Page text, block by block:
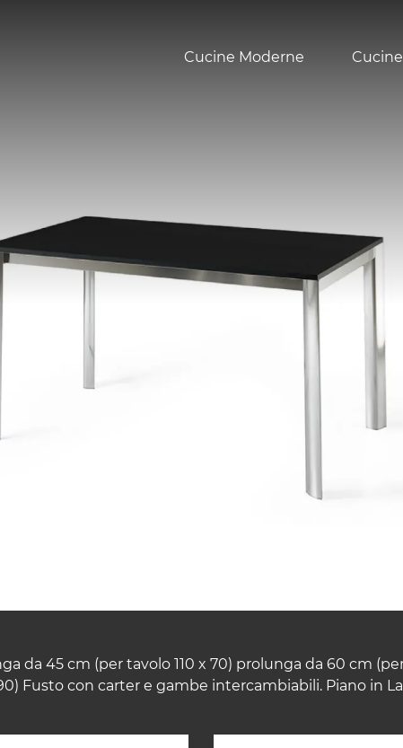
Cucine Moderne
da 45 cm (per tavolo 110 x 70) prolunga da 60 cm
Fusto con carter e gambe intercambiabili. Piano in